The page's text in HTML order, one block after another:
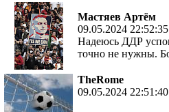
Мастяев Артём
09.05.2024 22:52:35
Надеюсь ДДР
точно не нужны.
TheRome
09.05.2024 22:51:40